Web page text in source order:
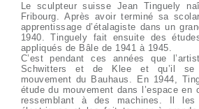
Le sculpteur suisse Jean Tinguely
Fribourg. Après avoir terminé sa
apprentissage d’étalagiste dans un
1940. Tinguely fait ensuite des
appliqués de Bâle de 1941 à 1945.
C’est pendant ces années que
Schwitters et de Klee et qu’il se
mouvement du Bauhaus. En 1944,
étude du mouvement dans l’espace en
ressemblant à des machines. Il les